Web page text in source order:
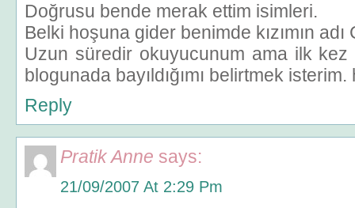
Doğrusu bende merak ettim isimleri.
Belki hoşuna gider benimde kızımın adı
Uzun süredir okuyucunum ama ilk kez
blogunada bayıldığımı belirtmek
Reply
Pratik Anne says:
21/09/2007 At 2:29 Pm